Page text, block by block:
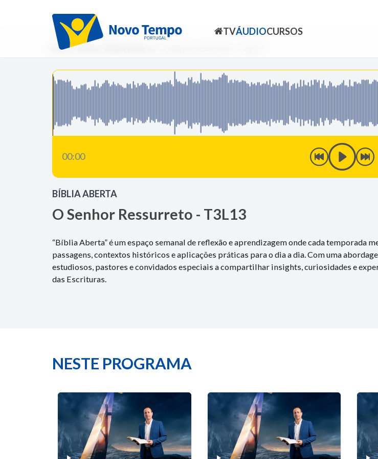
TVÁUDIOCURSOS
Início Rádio
00:00
BÍBLIA ABERTA
O Senhor Ressurreto - T3L13
“Bíblia Aberta” é um espaço semanal de reflexão e aprendizagem onde cada temporada
passagens, contextos históricos e aplicações práticas para o dia a dia. Com uma
estudiosos, pastores e convidados especiais a compartilhar insights, curiosidades e
das Escrituras.
NESTE PROGRAMA